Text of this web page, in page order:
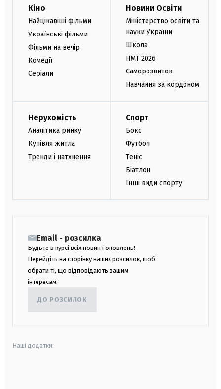
Кіно
Найцікавіші фільми
Українські фільми
Фільми на вечір
Комедії
Серіали
Новини Освіти
Міністерство освіти та
науки України
Школа
НМТ 2026
Саморозвиток
Навчання за кордоном
Нерухомість
Аналітика ринку
Купівля житла
Тренди і натхнення
Спорт
Бокс
Футбол
Теніс
Біатлон
Інші види спорту
Email - розсилка
Будьте в курсі всіх новин і оновлень!
Перейдіть на сторінку наших розсилок, щоб
обрати ті, що відповідають вашим
інтересам.
ДО РОЗСИЛОК
Наші додатки: